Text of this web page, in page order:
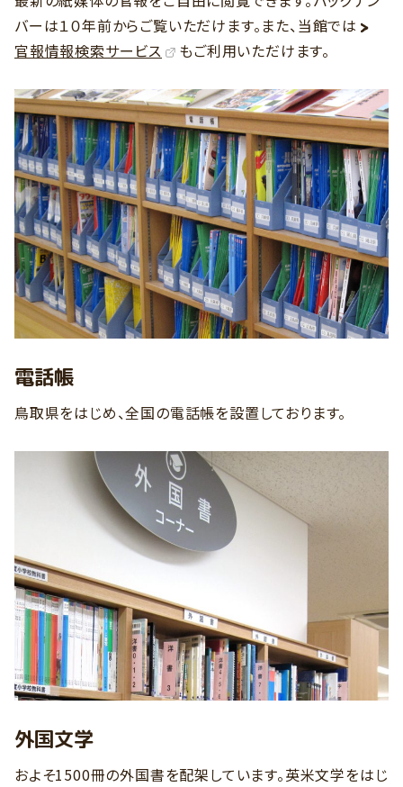
バーは１０年前からご覧いただけます。また、当館では
官報情報検索サービス
もご利用いただけます。
電話帳
鳥取県をはじめ、全国の電話帳を設置しております。
外国文学
およそ1500冊の外国書を配架しています。英米文学をはじ